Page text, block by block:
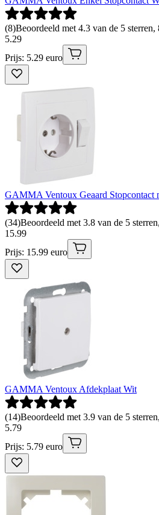
(8)Beoordeeld met 4.3 van de 5
5.29
Prijs: 5.29 euro
GAMMA Ventoux Geaard Stopcontact
(34)Beoordeeld met 3.8 van de 5
15.99
Prijs: 15.99 euro
GAMMA Ventoux Afdekplaat Wit
(14)Beoordeeld met 3.9 van de 5
5.79
Prijs: 5.79 euro